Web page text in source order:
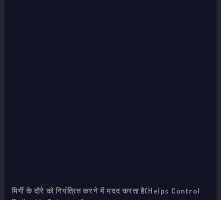
मिर्गी के दौरे को नियंत्रित करने में मदद करता है(Helps Control